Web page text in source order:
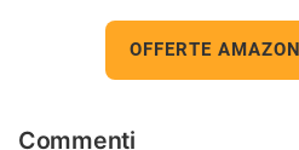
OFFERTE
Commenti